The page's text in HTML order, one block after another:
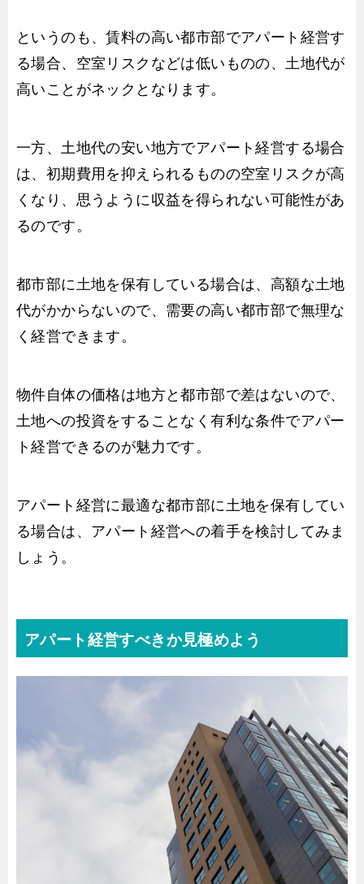
というのも、賃料の高い都市部でアパート経営す
る場合、空室リスクなどは低いものの、土地代が
高いことがネックとなります。
一方、土地代の安い地方でアパート経営する場合
は、初期費用を抑えられるものの空室リスクが高
くなり、思うように収益を得られない可能性があ
るのです。
都市部に土地を保有している場合は、高額な土地
代がかからないので、需要の高い都市部で無理な
く経営できます。
物件自体の価格は地方と都市部で差はないので、
土地への投資をすることなく有利な条件でアパー
ト経営できるのが魅力です。
アパート経営に最適な都市部に土地を保有してい
る場合は、アパート経営への着手を検討してみま
しょう。
アパート経営すべきか見極めよう